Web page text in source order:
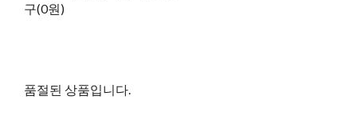
구(0원)
품절된 상품입니다.